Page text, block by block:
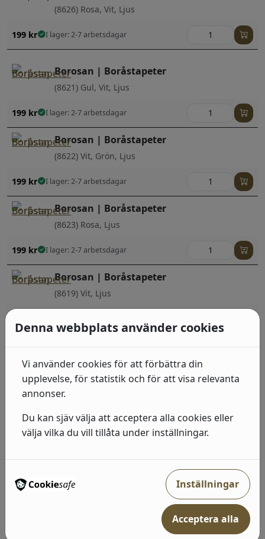
(8626) Rosa, Vit, Ljus
199 kr I lager: 2-7 arbetsdagar
Borosan | Boråstapeter
(8621) Gul, Vit, Ljus
199 kr I lager: 2-7 arbetsdagar
Borosan | Boråstapeter
(8622) Vit, Grön, Ljus
199 kr I lager: 2-7 arbetsdagar
Borosan | Boråstapeter
(8623) Rosa, Ljus
199 kr I lager: 2-7 arbetsdagar
Borosan | Boråstapeter
(8619) Vit, Ljus
Borosan | Boråstapeter
(8620) Grå, Vit, Ljus
kr
Borosan | Boråstapeter
(8618) Grön, Beige, Mörk
Borosan | Boråstapeter
Denna webbplats använder cookies
Vi använder cookies för att förbättra din
upplevelse, för statistik och för att visa relevanta
annonser.
Du kan sjäv välja att acceptera alla cookies eller
välja vilka du vill tillåta under inställningar.
Inställningar
Acceptera alla